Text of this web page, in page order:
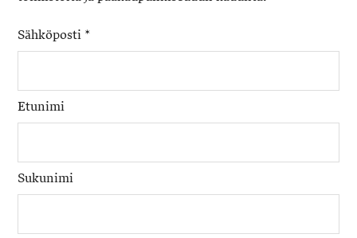
Sähköposti *
Etunimi
Sukunimi